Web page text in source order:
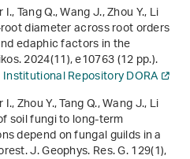
Tang Q., Wang J., Zhou Y., Li
diameter across root orders
edaphic factors in the
2024(11), e10763 (12 pp.).
Institutional Repository DORA
Zhou Y., Tang Q., Wang J., Li
soil fungi to long‐term
depend on fungal guilds in a
J. Geophys. Res. G.129(1),